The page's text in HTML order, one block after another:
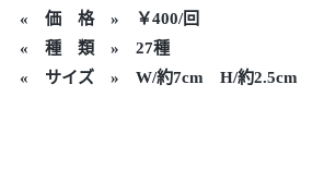
« 価 格 » ￥400/回
« 種 類 » 27種
« サイズ » W/約7cm H/約2.5cm